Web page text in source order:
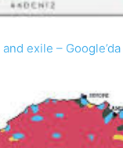
exile –